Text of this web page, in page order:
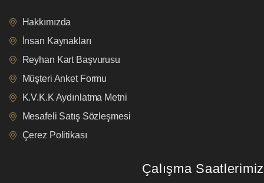
Hakkımızda
İnsan Kaynakları
Reyhan Kart Başvurusu
Müşteri Anket Formu
K.V.K.K Aydınlatma Metni
Mesafeli Satış Sözleşmesi
Çerez Politikası
Çalışma Saatlerimiz